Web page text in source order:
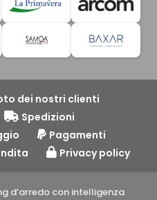
dei nostri clienti
Spedizioni
Pagamenti
Privacy policy
d’arredo con intelligenza